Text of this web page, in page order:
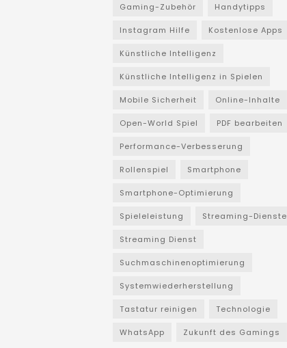
Gaming-Zubehör Handytipps
Instagram Hilfe Kostenlose Apps
Künstliche Intelligenz
Künstliche Intelligenz in Spielen
Mobile Sicherheit Online-Inhalte
Open-World Spiel PDF bearbeiten
Performance-Verbesserung
Rollenspiel Smartphone
Smartphone-Optimierung
Spieleleistung Streaming-Dienste
Streaming Dienst
Suchmaschinenoptimierung
Systemwiederherstellung
Tastatur reinigen Technologie
WhatsApp Zukunft des Gamings